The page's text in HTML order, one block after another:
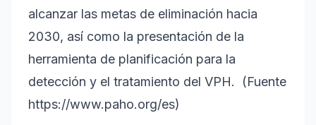
alcanzar las metas de eliminación hacia
2030, así como la presentación de la
herramienta de planificación para la
detección y el tratamiento del VPH. (Fuente
https://www.paho.org/es)